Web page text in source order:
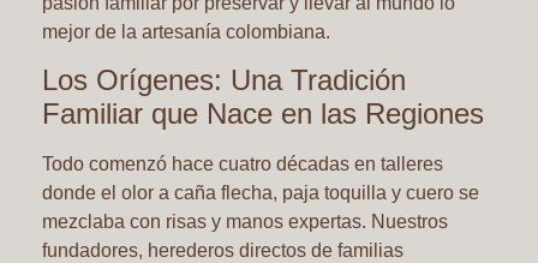
mejor de la artesanía colombiana.
Los Orígenes: Una Tradición
Familiar que Nace en las Regiones
Todo comenzó hace cuatro décadas en talleres
donde el olor a caña flecha, paja toquilla y cuero se
mezclaba con risas y manos expertas. Nuestros
fundadores, herederos directos de familias